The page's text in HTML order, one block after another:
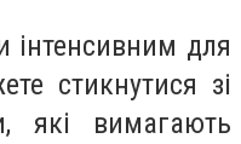
інтенсивним для
стикнутися зі
які вимагають